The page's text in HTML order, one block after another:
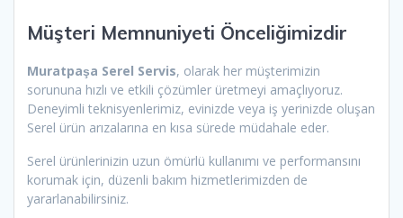
Müşteri Memnuniyeti Önceliğimizdir
Muratpaşa Serel Servis, olarak her müşterimizin
sorununa hızlı ve etkili çözümler üretmeyi amaçlıyoruz.
Deneyimli teknisyenlerimiz, evinizde veya iş yerinizde oluşan
Serel ürün arızalarına en kısa sürede müdahale eder.
Serel ürünlerinizin uzun ömürlü kullanımı ve performansını
korumak için, düzenli bakım hizmetlerimizden de
yararlanabilirsiniz.